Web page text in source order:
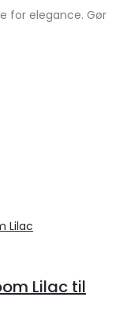
for elegance. Gør
Lilac til